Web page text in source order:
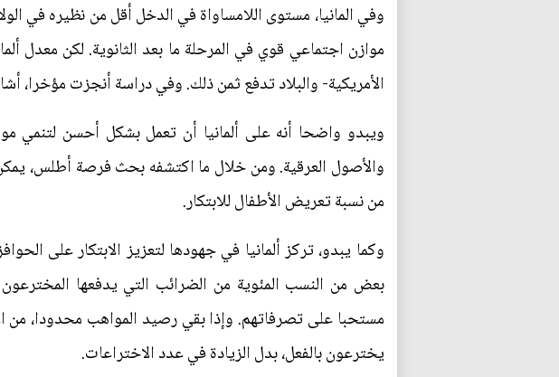
وفي المانيا، مستوى اللامساواة في الدخل أقل من نظيره في
موازن اجتماعي قوي في المرحلة ما بعد الثانوية. لكن معدل
الأمريكية- والبلاد تدفع ثمن ذلك. وفي دراسة أنجزت مؤخرا،
ويبدو واضحا أنه على ألمانيا أن تعمل بشكل أحسن لتنمي
والأصول العرقية. ومن خلال ما اكتشفه بحث فرصة أطلس،
من نسبة تعريض الأطفال للابتكار.
وكما يبدو، تركز ألمانيا في جهودها لتعزيز الابتكار على
مستحبا على تصرفاتهم. وإذا بقي رصيد المواهب محدودا، من
يخترعون بالفعل، بدل الزيادة في عدد الاختراعات.